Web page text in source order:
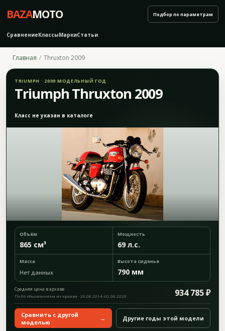
BAZAMOTO
СравнениеКлассыМаркиСтатьи
Подбор по параметрам
Главная Thruxton 2009
TRIUMPH · 2009 МОДЕЛЬНЫЙ ГОД
Triumph Thruxton 2009
Класс не указан в каталоге
Объём
865 см³
Мощность
69 л.с.
Масса
Нет данных
Высота сиденья
790 мм
Средняя цена в архиве 934 785 ₽
По 66 объявлениям из архива · 20.08.2014–02.08.2026
Сравнить с другой
моделью
→ Другие годы этой модели